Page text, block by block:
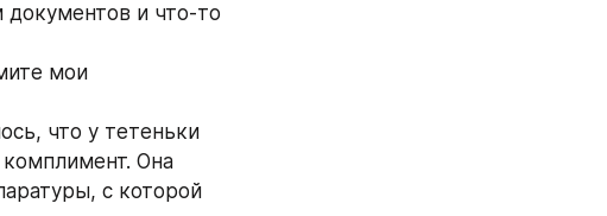
документов и что-то
мои
что у тетеньки
Она
с которой